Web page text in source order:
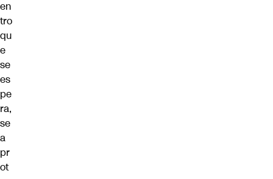
en
tro
qu
e
se
es
pe
ra,
se
a
pr
ot